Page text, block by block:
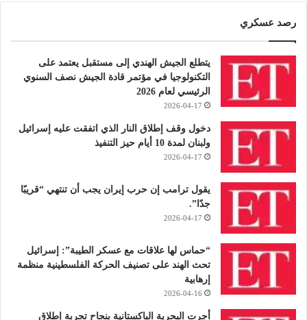
رصد عسكري
يتطلع الجيش الهندي إلى مستقبل يعتمد على
التكنولوجيا في مؤتمر قادة الجيش نصف السنوي
الرئيسي لعام 2026
2026-04-17
دخول وقف إطلاق النار الذي اتفقت عليه إسرائيل
ولبنان لمدة 10 أيام حيز التنفيذ
2026-04-17
يقول ترامب إن حرب إيران يجب أن تنتهي “قريبًا
جدًا”.
2026-04-17
“حماس لها علاقات مع عسكر الطيبة”: إسرائيل
تحث الهند على تصنيف الحركة الفلسطينية منظمة
إرهابية
2026-04-16
أجرت البحرية الباكستانية بنجاح تجربة إطلاق